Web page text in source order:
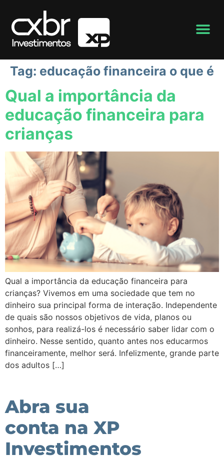
Tag: educação financeira o que é
Qual a importância da
educação financeira para
crianças
Qual a importância da educação financeira para
crianças? Vivemos em uma sociedade que tem no
dinheiro sua principal forma de interação. Independente
de quais são nossos objetivos de vida, planos ou
sonhos, para realizá-los é necessário saber lidar com o
dinheiro. Nesse sentido, quanto antes nos educarmos
financeiramente, melhor será. Infelizmente, grande parte
dos adultos […]
Abra sua
conta na XP
Investimentos